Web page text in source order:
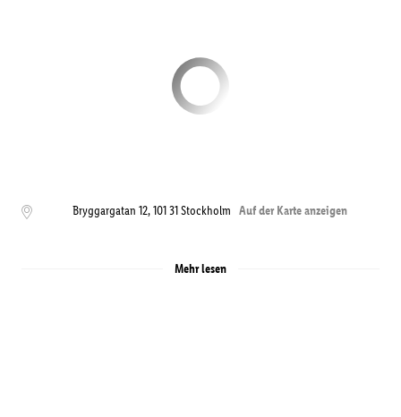
Bryggargatan 12,101 31Stockholm Auf der Karte anzeigen
Mehr lesen